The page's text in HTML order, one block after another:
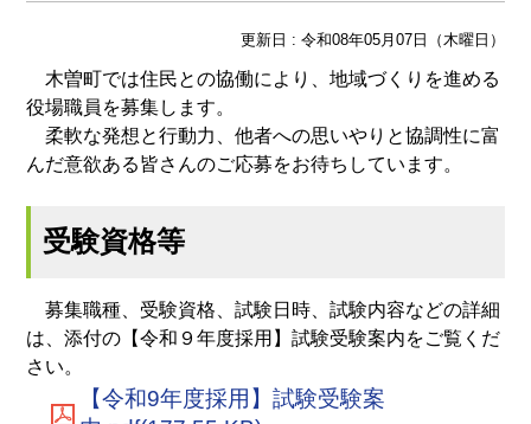
更新日 : 令和08年05月07日（木曜日）
木曽町では住民との協働により、地域づくりを進める
役場職員を募集します。
柔軟な発想と行動力、他者への思いやりと協調性に富
んだ意欲ある皆さんのご応募をお待ちしています。
受験資格等
募集職種、受験資格、試験日時、試験内容などの詳細
は、添付の【令和９年度採用】試験受験案内をご覧くだ
さい。
【令和9年度採用】試験受験案